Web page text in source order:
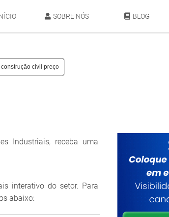
SOBRE NÓS BLOG
civil preço
Industriais, receba uma
interativo do setor. Para
abaixo: